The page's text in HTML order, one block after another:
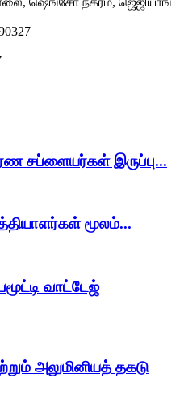
சப்ளையர்கள் இருப்பு...
மூலம்...
வாட்டேஜ்
அலுமினியத் தகடு